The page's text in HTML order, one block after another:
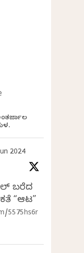
2024
ಬರೆದ
“ಆಟ”
5575hs6r